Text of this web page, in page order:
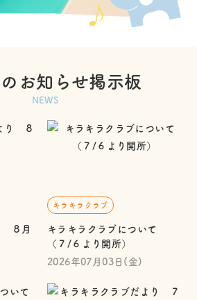
お知らせ掲示板
NEWS
８月
キラキラクラブ
キラキラクラブについて
（７/６より開所）
2026年07月03日(金)